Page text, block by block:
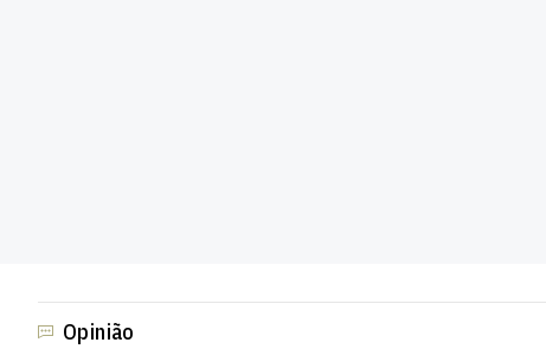
Opinião